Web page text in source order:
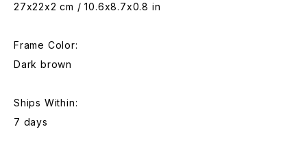
27x22x2 cm / 10.6x8.7x0.8 in
Frame Color:
Dark brown
Ships Within:
7 days